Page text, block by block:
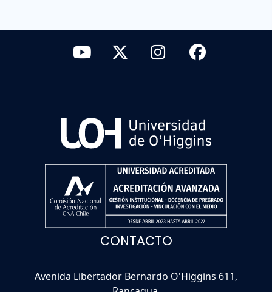
CONTACTO
Avenida Libertador Bernardo O'Higgins 611,